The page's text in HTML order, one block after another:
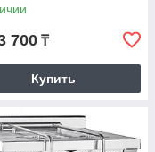
700 ₸
Купить